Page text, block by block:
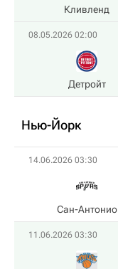
Кливленд
08.05.2026 02:00
Детройт
Нью-Йорк
14.06.2026 03:30
Сан-Антонио
11.06.2026 03:30